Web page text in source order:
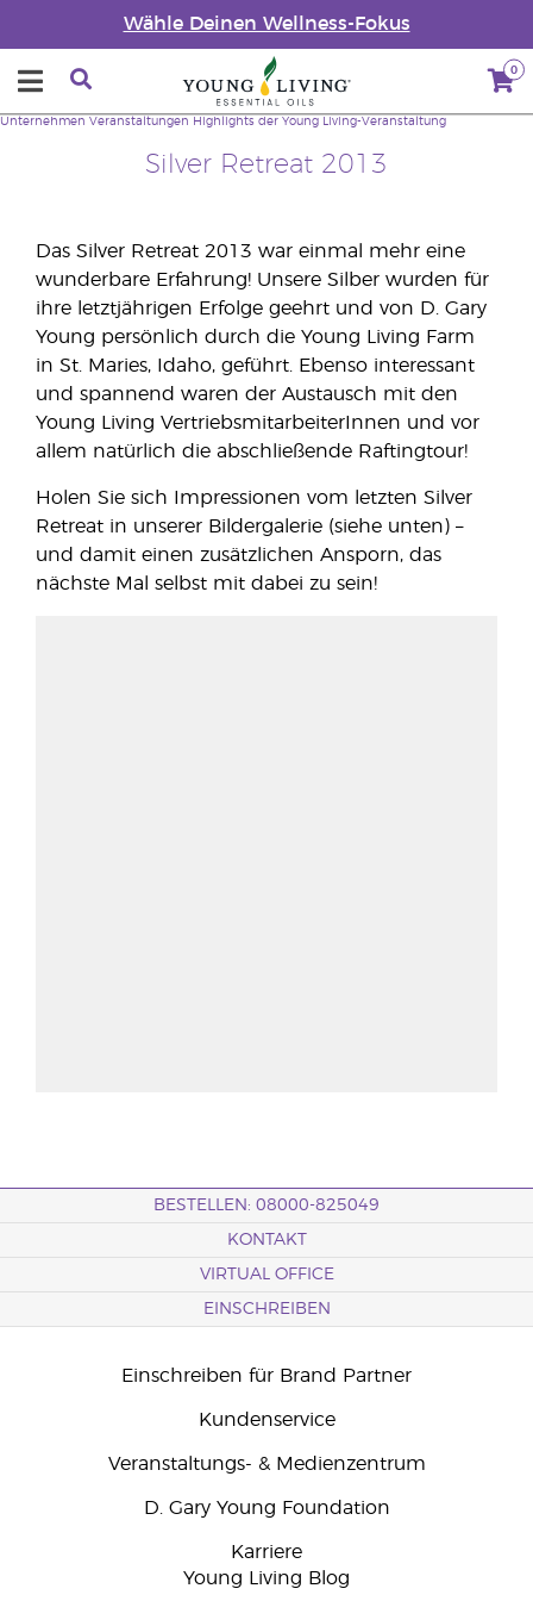
Wähle Deinen Wellness-Fokus
0
Silver Retreat 2013
Unternehmen Veranstaltungen Highlights der Young Living-Veranstaltung
Das Silver Retreat 2013 war einmal mehr eine
wunderbare Erfahrung! Unsere Silber wurden für
ihre letztjährigen Erfolge geehrt und von D. Gary
Young persönlich durch die Young Living Farm
in St. Maries, Idaho, geführt. Ebenso interessant
und spannend waren der Austausch mit den
Young Living VertriebsmitarbeiterInnen und vor
allem natürlich die abschließende Raftingtour!
Holen Sie sich Impressionen vom letzten Silver
Retreat in unserer Bildergalerie (siehe unten) –
und damit einen zusätzlichen Ansporn, das
nächste Mal selbst mit dabei zu sein!
BESTELLEN: 08000-825049
KONTAKT
VIRTUAL OFFICE
EINSCHREIBEN
Einschreiben für Brand Partner
Kundenservice
Veranstaltungs- & Medienzentrum
D. Gary Young Foundation
Karriere
Young Living Blog